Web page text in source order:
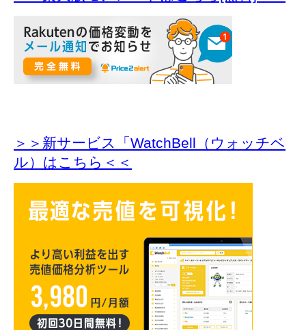
＞＞新サービス「WatchBell（ウォッチベ
ル）はこちら＜＜